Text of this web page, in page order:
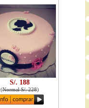
S/. 188
(Normal S/. 228)